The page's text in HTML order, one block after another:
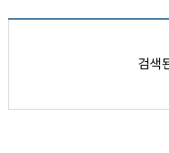
검색